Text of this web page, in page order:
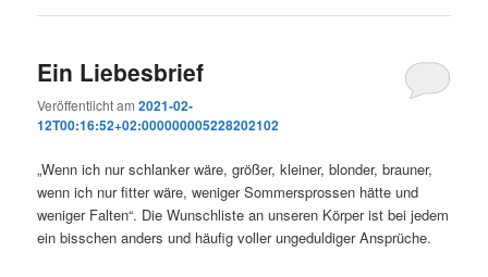
Ein Liebesbrief
Veröffentlicht am2021-02-
12T00:16:52+02:000000005228202102
„Wenn ich nur schlanker wäre, größer, kleiner, blonder, brauner,
wenn ich nur fitter wäre, weniger Sommersprossen hätte und
weniger Falten“. Die Wunschliste an unseren Körper ist bei jedem
ein bisschen anders und häufig voller ungeduldiger Ansprüche.